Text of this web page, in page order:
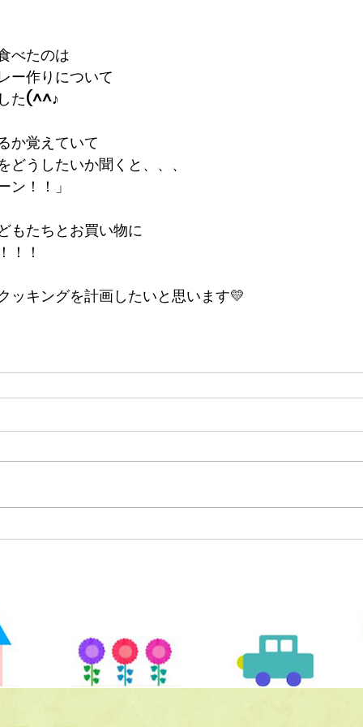
べたのは
ー作りについて
た(^^♪
か覚えていて
どうしたいか聞くと、、、
ン！！」
もたちとお買い物に
！！
ッキングを計画したいと思います💛